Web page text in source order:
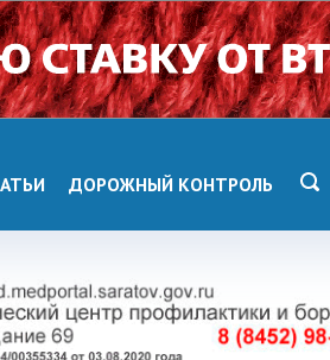
ДОРОЖНЫЙ КОНТРОЛЬ